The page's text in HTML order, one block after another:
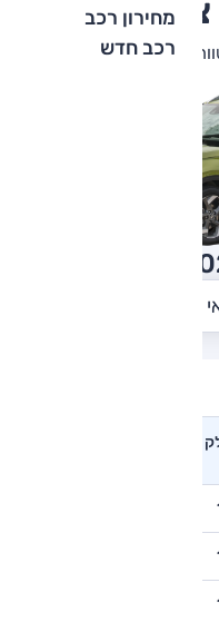
מחירון רכב
רכב חדש
של יונדאי וניו הבא
יצרן